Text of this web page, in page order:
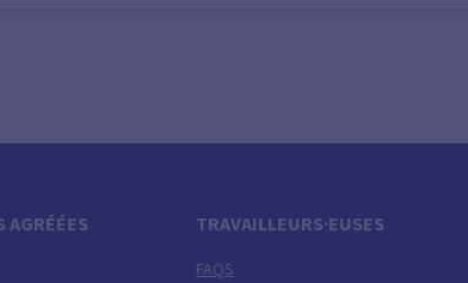
AGRÉÉES TRAVAILLEURS·EUSES
FAQS